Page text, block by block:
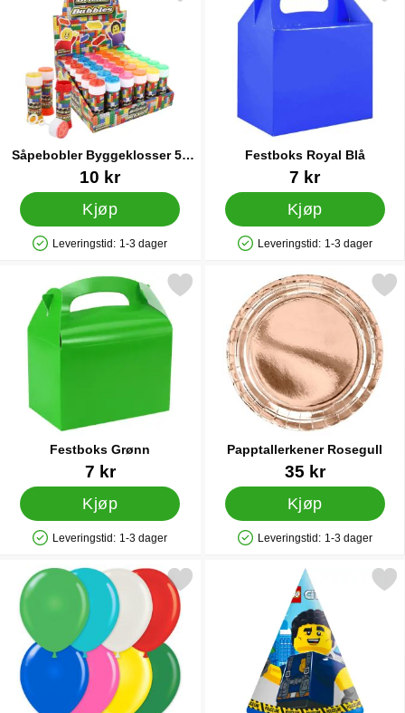
Såpebobler Byggeklosser 50
ml
Varenummer 86972
10 kr
Kjøp
Produkttilgjengelighet: På lager
Leveringstid: 1-3 dager
Festboks Royal Blå
Varenummer 29597
7 kr
Kjøp
Produkttilgjengelighet: På lager
Leveringstid: 1-3 dager
Festboks Grønn
Varenummer 12412
7 kr
Kjøp
Produkttilgjengelighet: På lager
Leveringstid: 1-3 dager
Merk festboks Grønn som favoritt
Papptallerkener Rosegull
Varenummer 33013
35 kr
Kjøp
Produkttilgjengelighet: På lager
Leveringstid: 1-3 dager
Merk papptallerkener
Merk ballonger Mix Blandede Farger som favoritt
Merk lego City